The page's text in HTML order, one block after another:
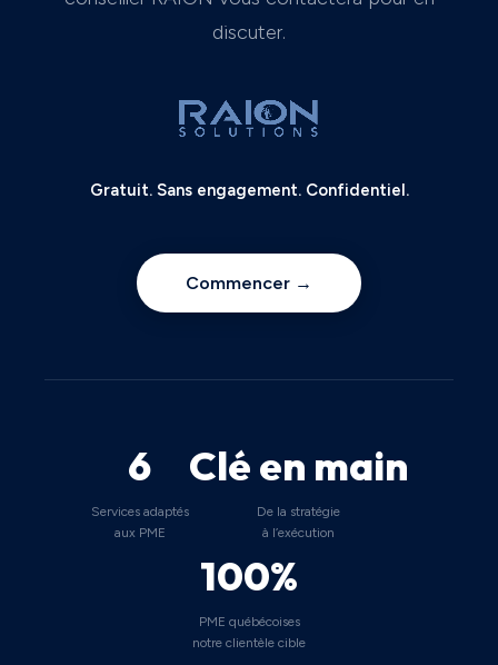
discuter.
Gratuit. Sans engagement. Confidentiel.
Commencer →
6
Services adaptés
aux PME
Clé en main
De la stratégie
à l’exécution
100%
PME québécoises
notre clientèle cible